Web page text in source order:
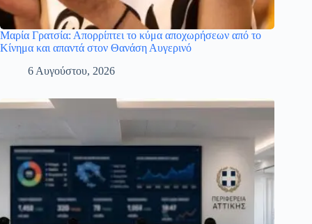
Μαρία Γρατσία: Απορρίπτει το κύμα αποχωρήσεων από το
Κίνημα και απαντά στον Θανάση Αυγερινό
6 Αυγούστου, 2026